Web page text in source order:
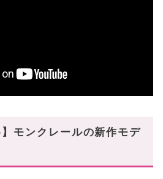
】モンクレールの新作モデ